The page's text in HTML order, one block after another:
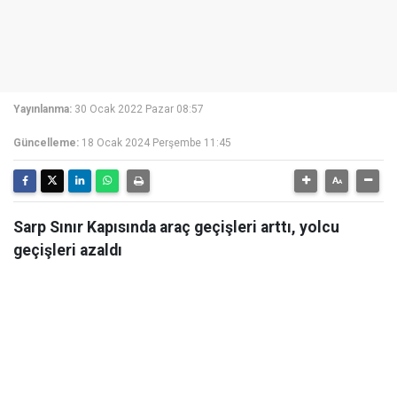
Yayınlanma: 30 Ocak 2022 Pazar 08:57
Güncelleme: 18 Ocak 2024 Perşembe 11:45
Sarp Sınır Kapısında araç geçişleri arttı, yolcu
geçişleri azaldı